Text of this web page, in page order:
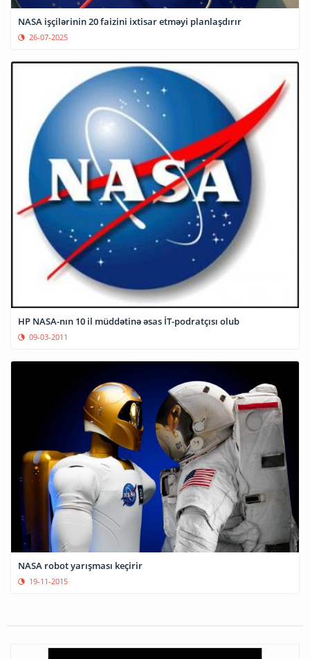
NASA işçilərinin 20 faizini ixtisar etməyi planlaşdırır
26-07-2025
HP NASA-nın 10 il müddətinə əsas İT-podratçısı olub
09-03-2011
NASA robot yarışması keçirir
19-11-2015